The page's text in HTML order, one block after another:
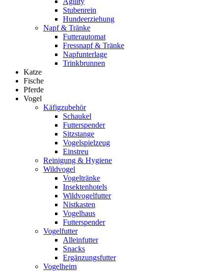
Stubenrein
Hundeerziehung
Napf & Tränke
Futterautomat
Fressnapf & Tränke
Napfunterlage
Trinkbrunnen
Katze
Fische
Pferde
Vogel
Käfigzubehör
Schaukel
Futterspender
Sitzstange
Vogelspielzeug
Einstreu
Reinigung & Hygiene
Wildvogel
Vogeltränke
Insektenhotels
Wildvogelfutter
Nistkasten
Vogelhaus
Futterspender
Vogelfutter
Alleinfutter
Snacks
Ergänzungsfutter
Vogelheim